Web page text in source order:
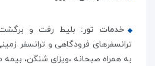
خدمات تور: بلیط رفت و برگشت
به همراه صبحانه ،ویزای شنگن،